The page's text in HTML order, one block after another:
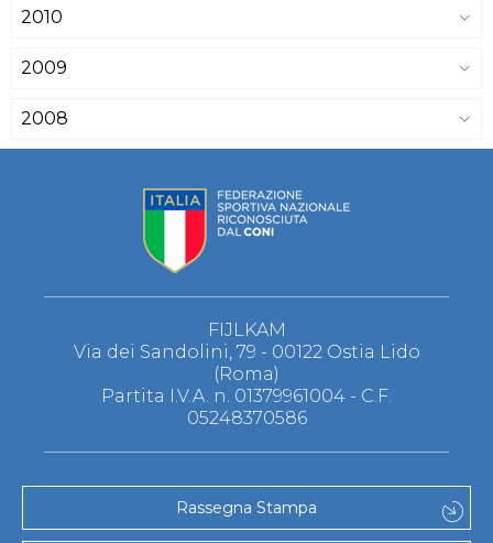
2010
2009
2008
FIJLKAM
Via dei Sandolini, 79 - 00122 Ostia Lido
(Roma)
Partita I.V.A. n. 01379961004 - C.F.
05248370586
Rassegna Stampa